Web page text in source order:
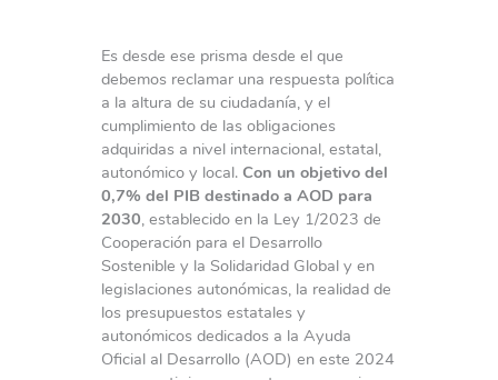
Es desde ese prisma desde el que
debemos reclamar una respuesta política
a la altura de su ciudadanía, y el
cumplimiento de las obligaciones
adquiridas a nivel internacional, estatal,
autonómico y local. Con un objetivo del
0,7% del PIB destinado a AOD para
2030, establecido en la Ley 1/2023 de
Cooperación para el Desarrollo
Sostenible y la Solidaridad Global y en
legislaciones autonómicas, la realidad de
los presupuestos estatales y
autonómicos dedicados a la Ayuda
Oficial al Desarrollo (AOD) en este 2024